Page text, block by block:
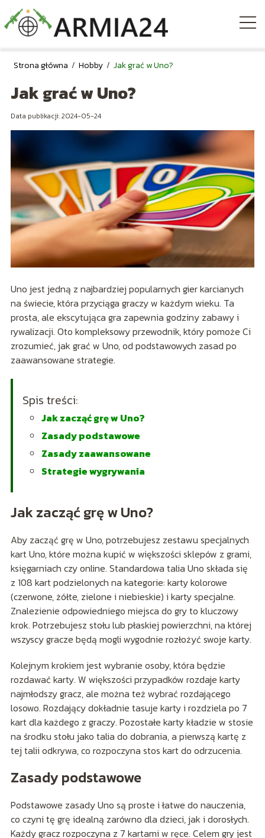
Strona główna / Hobby / Jak grać w Uno?
Jak grać w Uno?
Data publikacji: 2024-05-24
Uno jest jedną z najbardziej popularnych gier karcianych
na świecie, która przyciąga graczy w każdym wieku. Ta
prosta, ale ekscytująca gra zapewnia godziny zabawy i
rywalizacji. Oto kompleksowy przewodnik, który pomoże Ci
zrozumieć, jak grać w Uno, od podstawowych zasad po
zaawansowane strategie.
Spis treści:
Jak zacząć grę w Uno?
Zasady podstawowe
Zasady zaawansowane
Strategie wygrywania
Jak zacząć grę w Uno?
Aby zacząć grę w Uno, potrzebujesz zestawu specjalnych
kart Uno, które można kupić w większości sklepów z grami,
księgarniach czy online. Standardowa talia Uno składa się
z 108 kart podzielonych na kategorie: karty kolorowe
(czerwone, żółte, zielone i niebieskie) i karty specjalne.
Znalezienie odpowiedniego miejsca do gry to kluczowy
krok. Potrzebujesz stołu lub płaskiej powierzchni, na której
wszyscy gracze będą mogli wygodnie rozłożyć swoje karty.
Kolejnym krokiem jest wybranie osoby, która będzie
rozdawać karty. W większości przypadków rozdaje karty
najmłodszy gracz, ale można też wybrać rozdającego
losowo. Rozdający dokładnie tasuje karty i rozdziela po 7
kart dla każdego z graczy. Pozostałe karty kładzie w stosie
na środku stołu jako talia do dobrania, a pierwszą kartę z
tej talii odkrywa, co rozpoczyna stos kart do odrzucenia.
Zasady podstawowe
Podstawowe zasady Uno są proste i łatwe do nauczenia,
co czyni tę grę idealną zarówno dla dzieci, jak i dorosłych.
Każdy gracz rozpoczyna z 7 kartami w ręce. Celem gry jest